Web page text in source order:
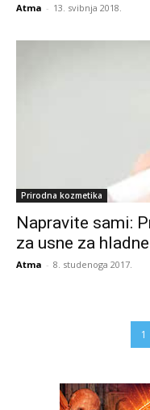
Atma - 13. svibnja 2018.
Prirodna kozmetika
Napravite sami:
za usne za
Atma - 8. studenoga 2017.
1